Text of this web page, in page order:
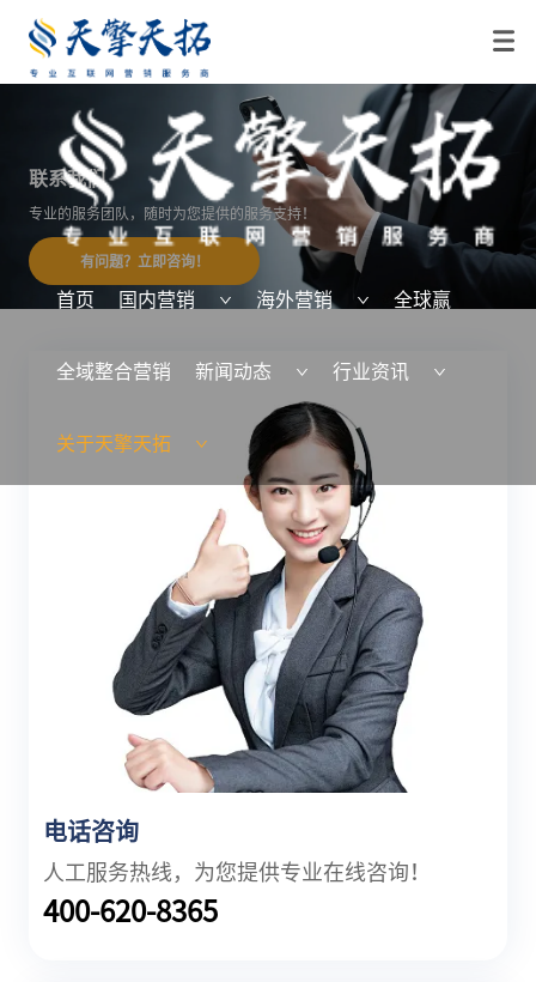
首页 国内营销 海外营销 全球赢
全域整合营销 新闻动态 行业资讯
关于天擎天拓
联系我们
专业的服务团队，随时为您提供的服务支持！
有问题？立即咨询！
电话咨询
人工服务热线，为您提供专业在线咨询！
400-620-8365